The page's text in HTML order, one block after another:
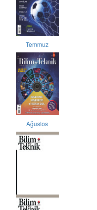
Temmuz
Ağustos